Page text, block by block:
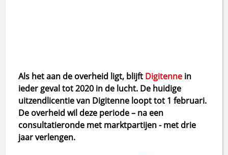
Als het aan de overheid ligt, blijft Digitenne in
ieder geval tot 2020 in de lucht. De huidige
uitzendlicentie van Digitenne loopt tot 1 februari.
De overheid wil deze periode – na een
consultatieronde met marktpartijen - met drie
jaar verlengen.